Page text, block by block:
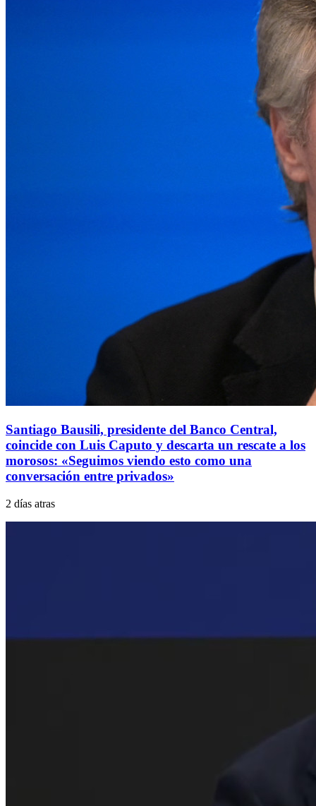
Santiago Bausili, presidente del Banco Central,
coincide con Luis Caputo y descarta un rescate a los
morosos: «Seguimos viendo esto como una
conversación entre privados»
2 días atras